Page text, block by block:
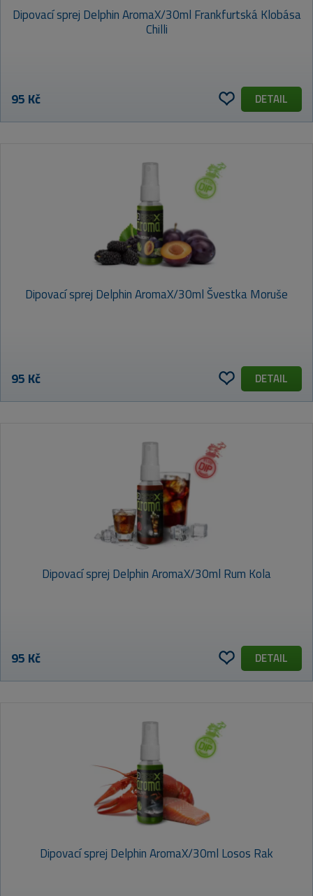
Dipovací sprej Delphin AromaX/30ml Frankfurtská Klobása
Chilli
95 Kč DETAIL
Dipovací sprej Delphin AromaX/30ml Švestka Moruše
95 Kč DETAIL
Dipovací sprej Delphin AromaX/30ml Rum Kola
95 Kč DETAIL
Dipovací sprej Delphin AromaX/30ml Losos Rak